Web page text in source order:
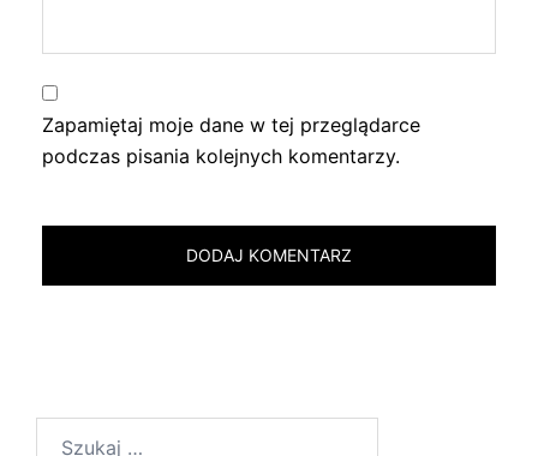
Zapamiętaj moje dane w tej przeglądarce
podczas pisania kolejnych komentarzy.